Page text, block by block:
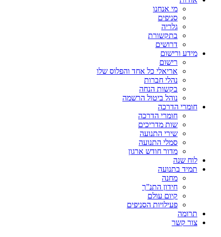
מי אנחנו
סניפים
גלריה
בתקשורת
דרושים
מידע ורישום
רישום
אריאלי כל אחד והפלוס שלו
נהלי חברות
בקשות הנחה
נוהל ביטול הרשמה
חומרי הדרכה
חומרי הדרכה
שות מדריכים
שירי התנועה
סמלי התנועה
מדור חודש ארגון
לוח שנה
תמיד בתנועה
מחנה
חידון התנ”ך
קיום עולם
פעילויות הסניפים
תרומה
צור קשר